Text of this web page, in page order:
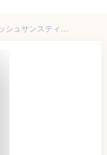
★2個セット [AHC] ナチュラルパーフェクションフレッシュサンスティック / Natural Perfection Fresh Sun Stick - 17g x 2pcs (SPF50+ PA++++)(EXP.2025-07-14)